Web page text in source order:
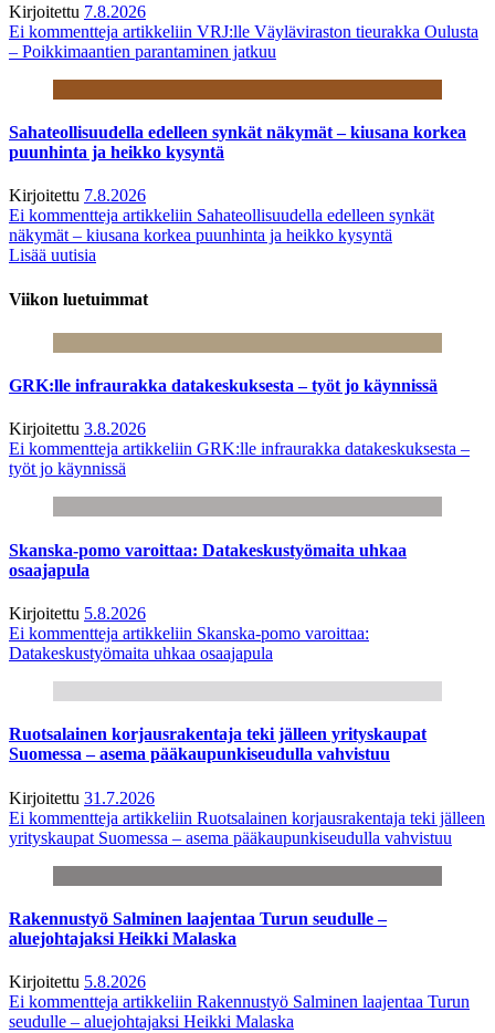
Kirjoitettu 7.8.2026
Ei kommentteja artikkeliin VRJ:lle Väyläviraston tieurakka Oulusta
– Poikkimaantien parantaminen jatkuu
Sahateollisuudella edelleen synkät näkymät – kiusana korkea
puunhinta ja heikko kysyntä
Kirjoitettu 7.8.2026
Ei kommentteja artikkeliin Sahateollisuudella edelleen synkät
näkymät – kiusana korkea puunhinta ja heikko kysyntä
Lisää uutisia
Viikon luetuimmat
GRK:lle infraurakka datakeskuksesta – työt jo käynnissä
Kirjoitettu 3.8.2026
Ei kommentteja artikkeliin GRK:lle infraurakka datakeskuksesta –
työt jo käynnissä
Skanska-pomo varoittaa: Datakeskustyömaita uhkaa
osaajapula
Kirjoitettu 5.8.2026
Ei kommentteja artikkeliin Skanska-pomo varoittaa:
Datakeskustyömaita uhkaa osaajapula
Ruotsalainen korjausrakentaja teki jälleen yrityskaupat
Suomessa – asema pääkaupunkiseudulla vahvistuu
Kirjoitettu 31.7.2026
Ei kommentteja artikkeliin Ruotsalainen korjausrakentaja teki jälleen
yrityskaupat Suomessa – asema pääkaupunkiseudulla vahvistuu
Rakennustyö Salminen laajentaa Turun seudulle –
aluejohtajaksi Heikki Malaska
Kirjoitettu 5.8.2026
Ei kommentteja artikkeliin Rakennustyö Salminen laajentaa Turun
seudulle – aluejohtajaksi Heikki Malaska